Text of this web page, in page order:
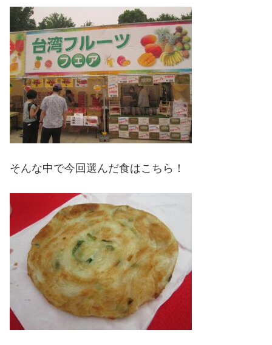
そんな中で今回選んだ食はこちら！